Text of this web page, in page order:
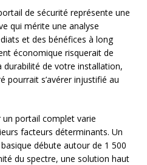
de sécurité représente une
qui mérite une analyse
et des bénéfices à long
économique risquerait de
de votre installation,
pourrait s’avérer injustifié au
un portail complet varie
facteurs déterminants. Un
débute autour de 1 500
du spectre, une solution haut